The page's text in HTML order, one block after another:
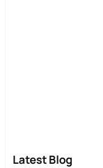
Latest Blog